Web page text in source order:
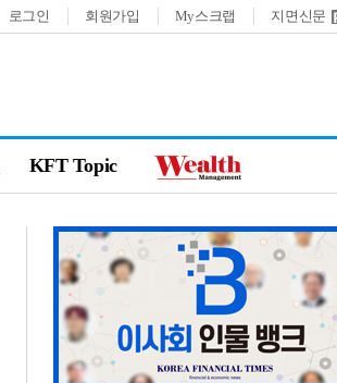
로그인 회원가입 My스크랩 지면신문
KFT Topic